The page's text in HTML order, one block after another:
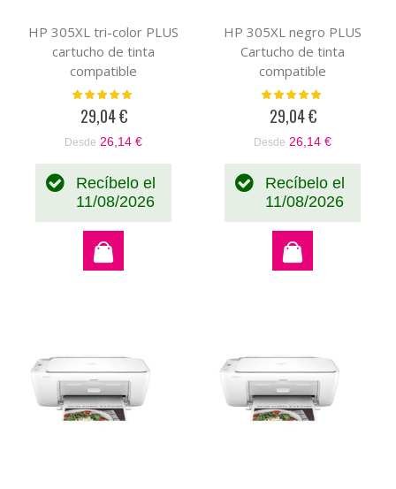
HP 305XL tri-color PLUS
cartucho de tinta
compatible
Valoración:
29,04 €
Desde 26,14 €
Recíbelo el
11/08/2026
HP 305XL negro PLUS
Cartucho de tinta
compatible
Valoración:
29,04 €
Desde 26,14 €
Recíbelo el
11/08/2026